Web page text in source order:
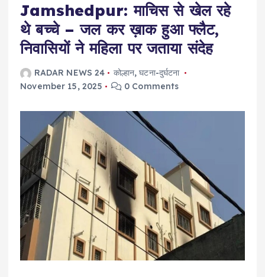
Jamshedpur: माचिस से खेल रहे
थे बच्चे – जल कर ख़ाक हुआ फ्लैट,
निवासियों ने महिला पर जताया संदेह
RADAR NEWS 24 कोल्हान,घटना-दुर्घटना
November 15, 2025
0 Comments